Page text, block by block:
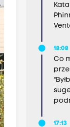
18:08
Co
17:13